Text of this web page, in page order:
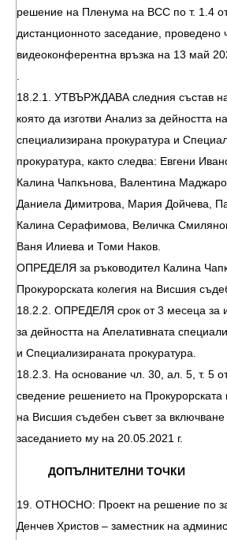
решение на Пленума на ВСС по т. 1.4
дистанционното заседание, проведено
видеоконферентна връзка на 13 май
18.2.1. УТВЪРЖДАВА следния състав на
която да изготви Анализ за дейността
специализирана прокуратура и
прокуратура, както следва: Евгени
Калина Чапкънова, Валентина
Даниела Димитрова, Мария Дойчева,
Калина Серафимова, Величка
Ваня Илиева и Томи Наков.
ОПРЕДЕЛЯ за ръководител Калина
Прокурорската колегия на Висшия
18.2.2. ОПРЕДЕЛЯ срок от 3 месеца за
за дейността на Апелативната
и Специализираната прокуратура.
18.2.3. На основание чл. 30, ал. 5, т. 5
сведение решението на
на Висшия съдебен съвет за
заседанието му на 20.05.2021 г.
ДОПЪЛНИТЕЛНИ ТОЧКИ
19. ОТНОСНО: Проект на решение по
Денчев Христов – заместник на